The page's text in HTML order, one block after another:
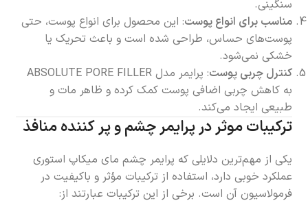
سنگینی.
مناسب برای انواع پوست: این محصول برای انواع پوست، حتی
پوست‌های حساس، طراحی شده است و باعث تحریک یا
خشکی نمی‌شود.
کنترل چربی پوست
: پرایمر مدل ABSOLUTE PORE FILLER
به کاهش چربی اضافی پوست کمک کرده و ظاهر مات و
طبیعی ایجاد می‌کند.
ترکیبات موثر در پرایمر چشم و پر کننده منافذ
یکی از مهم‌ترین دلایلی که پرایمر چشم مای میکاپ استوری
عملکرد خوبی دارد، استفاده از ترکیبات مؤثر و باکیفیت در
فرمولاسیون آن است. برخی از این ترکیبات عبارتند از: